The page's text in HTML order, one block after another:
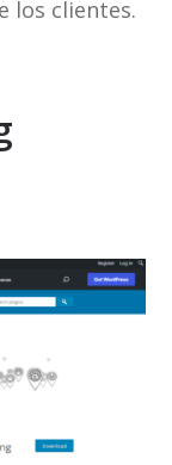
los clientes.